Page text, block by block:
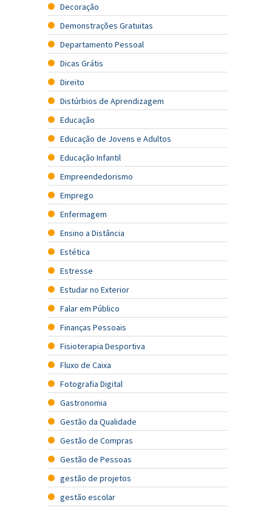
Decoração
Demonstrações Gratuitas
Departamento Pessoal
Dicas Grátis
Direito
Distúrbios de Aprendizagem
Educação
Educação de Jovens e Adultos
Educação Infantil
Empreendedorismo
Emprego
Enfermagem
Ensino a Distância
Estética
Estresse
Estudar no Exterior
Falar em Público
Finanças Pessoais
Fisioterapia Desportiva
Fluxo de Caixa
Fotografia Digital
Gastronomia
Gestão da Qualidade
Gestão de Compras
Gestão de Pessoas
gestão de projetos
gestão escolar